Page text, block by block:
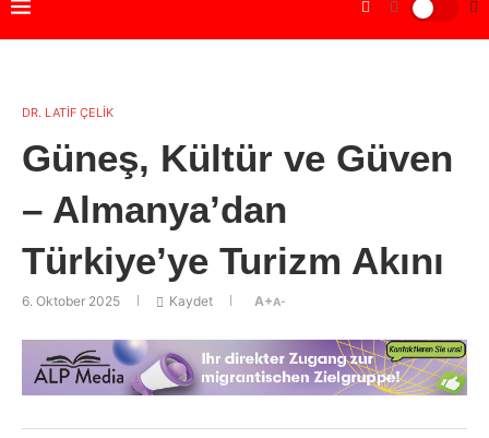
DR. LATİF ÇELİK
Güneş, Kültür ve Güven
– Almanya’dan
Türkiye’ye Turizm Akını
6. Oktober 2025 Kaydet A+A-